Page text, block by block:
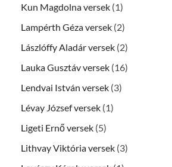
Kun Magdolna versek (1)
Lampérth Géza versek (2)
Lászlóffy Aladár versek (2)
Lauka Gusztáv versek (16)
Lendvai István versek (3)
Lévay József versek (1)
Ligeti Ernő versek (5)
Lithvay Viktória versek (3)